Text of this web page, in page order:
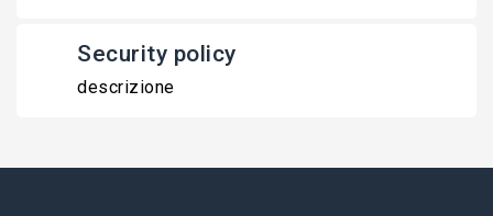
Security policy
descrizione